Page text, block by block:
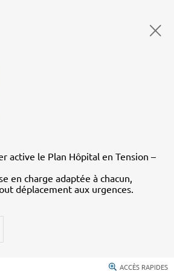
active le Plan Hôpital en Tension –
en charge adaptée à chacun,
déplacement aux urgences.
ACCÈS RAPIDES